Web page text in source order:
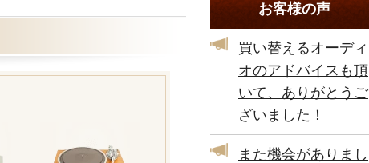
お客様の声
買い替えるオーディ
オのアドバイスも頂
いて、ありがとうご
ざいました！
また機会がありまし